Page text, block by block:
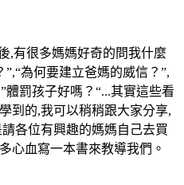
,有很多媽媽好奇的問我什麼
”,“為何要建立爸媽的威信？”,
罰孩子好嗎？“...其實這些看
到的,我可以稍稍跟大家分享,
各位有興趣的媽媽自己去買
心血寫一本書來教導我們。